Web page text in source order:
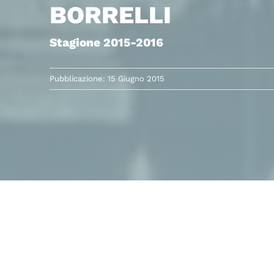
BORRELLI
Stagione 2015-2016
Pubblicazione: 15 Giugno 2015